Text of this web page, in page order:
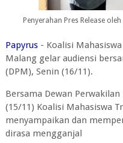
Penyerahan Pres Release
Papyrus- Koalisi
Malang gelar audiensi
(DPM), Senin (16/11).
Bersama Dewan
(15/11) Koalisi Mahasiswa
menyampaikan dan
dirasa mengganjal